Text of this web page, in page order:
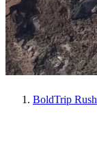
BoldTrip Rush